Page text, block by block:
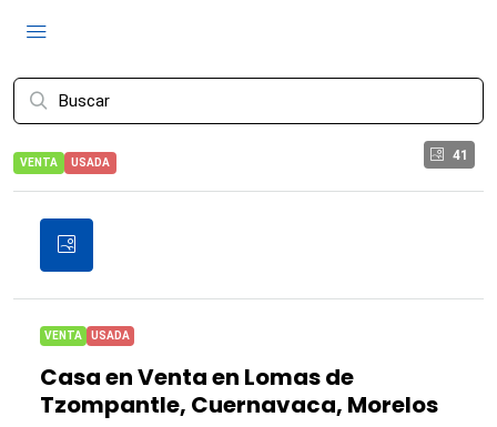
41
VENTA USADA
VENTA USADA
Casa en Venta en Lomas de
Tzompantle, Cuernavaca, Morelos